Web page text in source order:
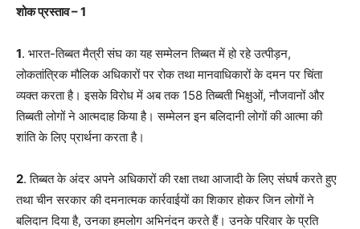
शोक प्रस्ताव – 1
1. भारत-तिब्बत मैत्री संघ का यह सम्मेलन तिब्बत में हो रहे उत्पीड़न,
लोकतांत्रिक मौलिक अधिकारों पर रोक तथा मानवाधिकारों के दमन पर चिंता
व्यक्त करता है। इसके विरोध में अब तक 158 तिब्बती भिक्षुओं, नौजवानों और
तिब्बती लोगों ने आत्मदाह किया है। सम्मेलन इन बलिदानी लोगों की आत्मा की
शांति के लिए प्रार्थना करता है।
2. तिब्बत के अंदर अपने अधिकारों की रक्षा तथा आजादी के लिए संघर्ष करते हुए
तथा चीन सरकार की दमनात्मक कार्रवाईयों का शिकार होकर जिन लोगों ने
बलिदान दिया है, उनका हमलोग अभिनंदन करते हैं। उनके परिवार के प्रति